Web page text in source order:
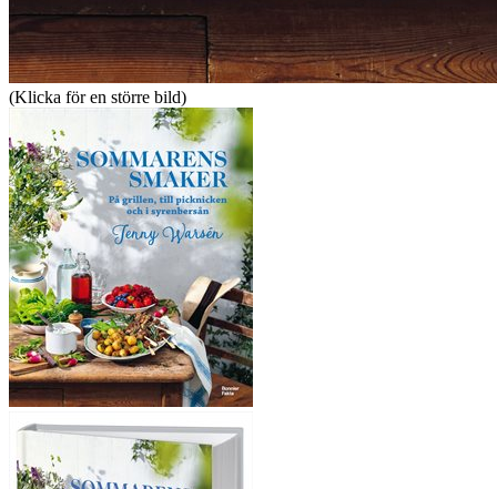
(Klicka för en större bild)